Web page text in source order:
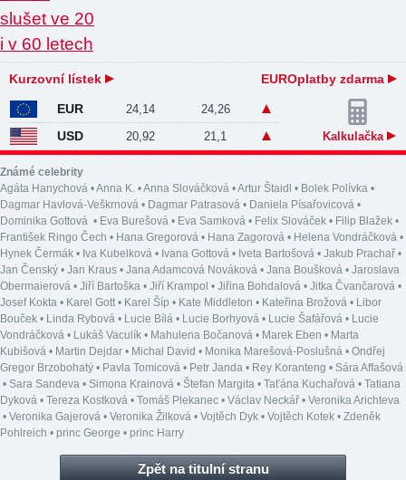
Kurzovní lístek EUROplatby zdarma
EUR 24,14 24,26
USD 20,92 21,1 Kalkulačka
Známé celebrity
Agáta Hanychová •Anna K. •Anna Slováčková •Artur Štaidl • Bolek Polívka •
Dagmar Havlová-Veškrnová • Dagmar Patrasová • Daniela Písařovicová •
Dominika Gottová • Eva Burešová • Eva Samková • Felix Slováček • Filip Blažek •
František Ringo Čech • Hana Gregorová • Hana Zagorová • Helena Vondráčková •
Hynek Čermák • Iva Kubelková • Ivana Gottová • Iveta Bartošová • Jakub Prachař •
Jan Čenský • Jan Kraus • Jana Adamcová Nováková • Jana Boušková • Jaroslava
Obermaierová • Jiří Bartoška • Jiří Krampol • Jiřina Bohdalová • Jitka Čvančarová •
Josef Kokta • Karel Gott• Karel Šíp • Kate Middleton • Kateřina Brožová • Libor
Bouček • Linda Rybová • Lucie Bílá • Lucie Borhyová • Lucie Šafářová • Lucie
Vondráčková • Lukáš Vaculík • Mahulena Bočanová • Marek Eben • Marta
Kubišová • Martin Dejdar • Michal David • Monika Marešová-Poslušná • Ondřej
Gregor Brzobohatý • Pavla Tomicová • Petr Janda • Rey Koranteng • Sára Affašová
• Sara Sandeva • Simona Krainová • Štefan Margita • Taťána Kuchařová • Tatiana
Dyková • Tereza Kostková • Tomáš Plekanec • Václav Neckář • Veronika Arichteva
• Veronika Gajerová • Veronika Žilková • Vojtěch Dyk • Vojtěch Kotek • Zdeněk
Pohlreich • princ George • princ Harry
Zpět na titulní stranu